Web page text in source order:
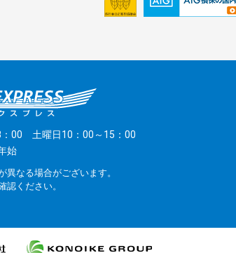
：00 土曜日10：00～15：00
始
なる場合がございます。
認ください。